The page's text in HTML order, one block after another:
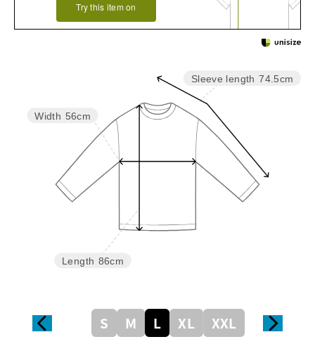
Try this item on
Sleeve length 74.5cm
Length 86cm
Width 56cm
S M L XL XXL